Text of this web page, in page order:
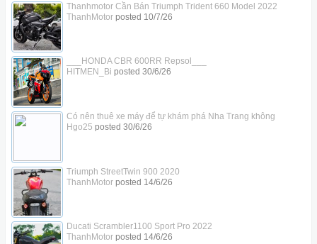
Thanhmotor Cần Bán Triumph Trident 660 Model 2022
ThanhMotorposted 10/7/26
___HONDA CBR 600RR Repsol___
HITMEN_Bi posted 30/6/26
Có nên thuê xe máy để tự khám phá Nha Trang không
Hgo25 posted 30/6/26
Triumph StreetTwin 900 2020
ThanhMotorposted 14/6/26
Ducati Scrambler1100 Sport Pro 2022
ThanhMotorposted 14/6/26